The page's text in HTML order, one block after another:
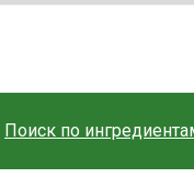
Поиск по